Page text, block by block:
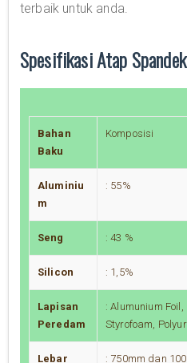
terbaik untuk anda.
Spesifikasi Atap
Bahan
Baku
Komposisi
Aluminiu
m
: 55%
Seng : 43 %
Silicon : 1,5%
Lapisan
Peredam
: Alumunium Foil,
Styrofoam,
Lebar : 750mm dan